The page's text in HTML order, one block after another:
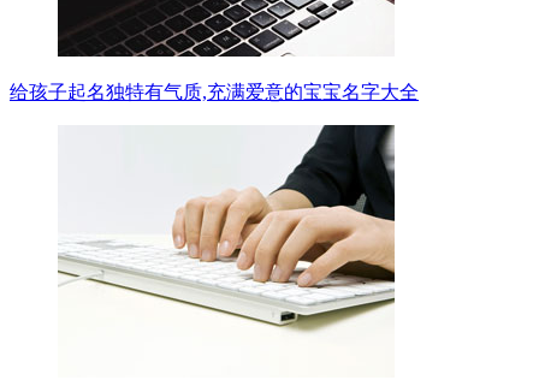
给孩子起名独特有气质,充满爱意的宝宝名字大全